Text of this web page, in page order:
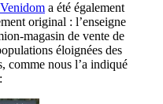
a été également
original : l’enseigne
magasin de vente de
éloignées des
comme nous l’a indiqué